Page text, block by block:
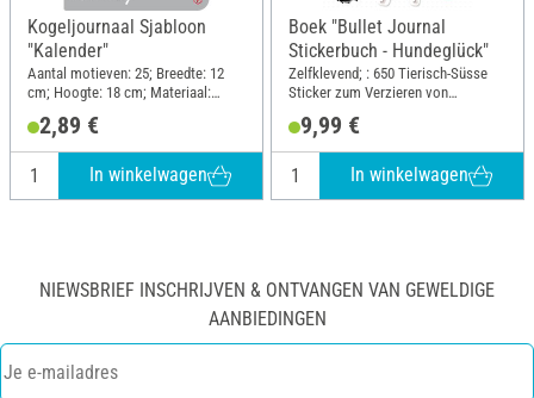
Kogeljournaal Sjabloon
"Kalender"
Aantal motieven: 25; Breedte: 12
cm; Hoogte: 18 cm; Materiaal:
2,89 €
In winkelwagen
Boek "Bullet Journal
Stickerbuch - Hundeglück"
Zelfklevend; : 650 Tierisch-Süsse
Sticker zum Verzieren von
Breedte: 14.8 cm; Hoogte: 21 cm
9,99 €
In winkelwagen
NIEWSBRIEF INSCHRIJVEN & ONTVANGEN VAN GEWELDIGE
AANBIEDINGEN